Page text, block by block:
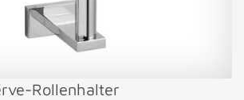
Rollenhalter